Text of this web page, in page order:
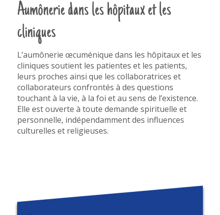
Aumônerie dans les hôpitaux et les
cliniques
L’aumônerie œcuménique dans les hôpitaux et les
cliniques soutient les patientes et les patients,
leurs proches ainsi que les collaboratrices et
collaborateurs confrontés à des questions
touchant à la vie, à la foi et au sens de l’existence.
Elle est ouverte à toute demande spirituelle et
personnelle, indépendamment des influences
culturelles et religieuses.